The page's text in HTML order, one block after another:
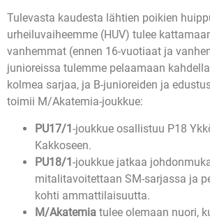
Tulevasta kaudesta lähtien poikien
urheiluvaiheemme (HUV) tulee
vanhemmat (ennen 16-vuotiaat ja
junioreissa tulemme pelaamaan
kolmea sarjaa, ja B-junioreiden ja
toimii M/Akatemia-joukkue:
PU17/1-joukkue osallistuu P18
Kakkoseen.
PU18/1-joukkue jatkaa
mitalitavoitettaan SM-sarjassa ja
kohti ammattilaisuutta.
M/Akatemia tulee olemaan nuori,